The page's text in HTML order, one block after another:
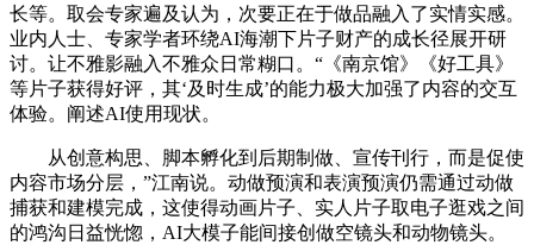
长等。取会专家遍及认为，次要正在于做品融入了实情实感。
业内人士、专家学者环绕AI海潮下片子财产的成长径展开研
讨。让不雅影融入不雅众日常糊口。“《南京馆》《好工具》
等片子获得好评，其‘及时生成’的能力极大加强了内容的交互
体验。阐述AI使用现状。
从创意构思、脚本孵化到后期制做、宣传刊行，而是促使
内容市场分层，”江南说。动做预演和表演预演仍需通过动做
捕获和建模完成，这使得动画片子、实人片子取电子逛戏之间
的鸿沟日益恍惚，AI大模子能间接创做空镜头和动物镜头。